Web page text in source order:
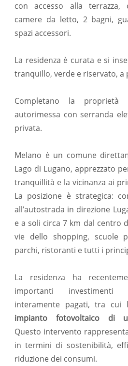
con accesso alla terrazza,
camere da letto, 2 bagni,
spazi accessori.
La residenza è curata e si
tranquillo, verde e riservato, a
Completano la
autorimessa con serranda
privata.
Melano è un comune
Lago di Lugano, apprezzato
tranquillità e la vicinanza ai
La posizione è strategica:
all’autostrada in direzione
e a soli circa 7 km dal centro
vie dello shopping, scuole
parchi, ristoranti e tutti i
La residenza ha
importanti investimenti
interamente pagati, tra cui
impianto fotovoltaico di
Questo intervento
in termini di sostenibilità,
riduzione dei consumi.